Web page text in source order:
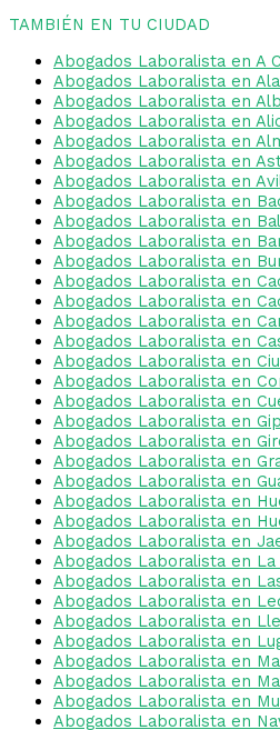
TAMBIÉN EN TU CIUDAD
Abogados Laboralista en A
Abogados Laboralista en
Abogados Laboralista en
Abogados Laboralista en
Abogados Laboralista en
Abogados Laboralista en
Abogados Laboralista en
Abogados Laboralista en
Abogados Laboralista en
Abogados Laboralista en
Abogados Laboralista en
Abogados Laboralista en
Abogados Laboralista en
Abogados Laboralista en
Abogados Laboralista en
Abogados Laboralista en
Abogados Laboralista en
Abogados Laboralista en
Abogados Laboralista en
Abogados Laboralista en
Abogados Laboralista en
Abogados Laboralista en
Abogados Laboralista en
Abogados Laboralista en
Abogados Laboralista en
Abogados Laboralista en La
Abogados Laboralista en
Abogados Laboralista en
Abogados Laboralista en
Abogados Laboralista en
Abogados Laboralista en
Abogados Laboralista en
Abogados Laboralista en
Abogados Laboralista en